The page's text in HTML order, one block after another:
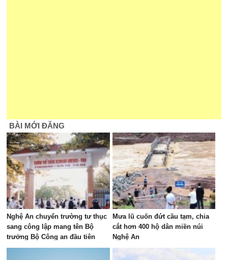
BÀI MỚI ĐĂNG
Nghệ An chuyển trường tư thục
sang công lập mang tên Bộ
trưởng Bộ Công an đầu tiên
Mưa lũ cuốn đứt cầu tạm, chia
cắt hơn 400 hộ dân miền núi
Nghệ An